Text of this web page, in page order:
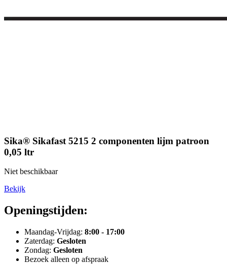
Sika® Sikafast 5215 2 componenten lijm patroon
0,05 ltr
Niet beschikbaar
Bekijk
Openingstijden:
Maandag-Vrijdag: 8:00 - 17:00
Zaterdag: Gesloten
Zondag: Gesloten
Bezoek alleen op afspraak